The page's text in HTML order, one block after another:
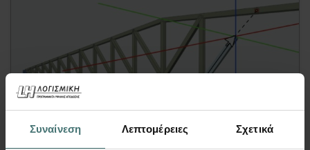
Συναίνεση Λεπτομέρειες Σχετικά
Video